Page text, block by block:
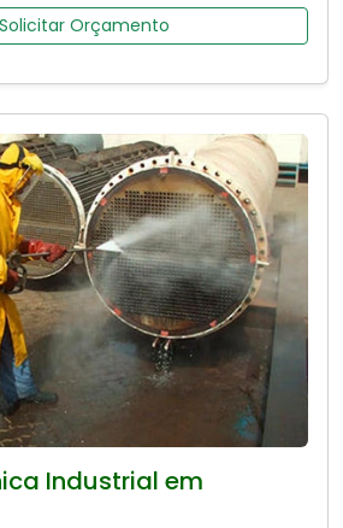
Solicitar Orçamento
Industrial em